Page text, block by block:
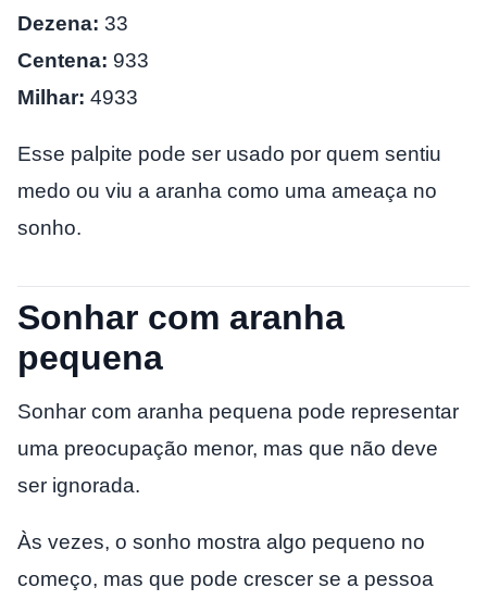
Dezena: 33
Centena: 933
Milhar: 4933
Esse palpite pode ser usado por quem sentiu
medo ou viu a aranha como uma ameaça no
sonho.
Sonhar com aranha
pequena
Sonhar com aranha pequena pode representar
uma preocupação menor, mas que não deve
ser ignorada.
Às vezes, o sonho mostra algo pequeno no
começo, mas que pode crescer se a pessoa